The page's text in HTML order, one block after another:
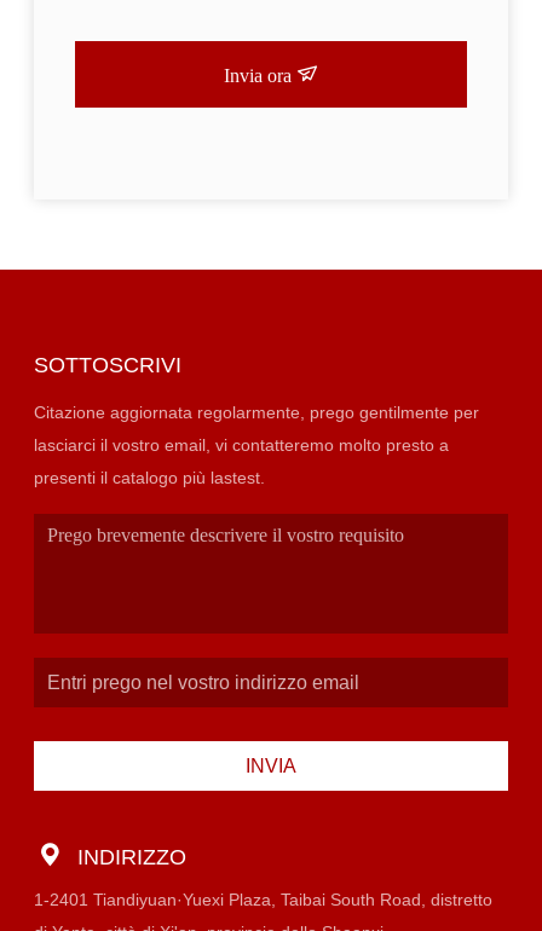
Invia ora
SOTTOSCRIVI
Citazione aggiornata regolarmente, prego gentilmente per
lasciarci il vostro email, vi contatteremo molto presto a
presenti il catalogo più lastest.
INVIA
INDIRIZZO
1-2401 Tiandiyuan·Yuexi Plaza, Taibai South Road, distretto